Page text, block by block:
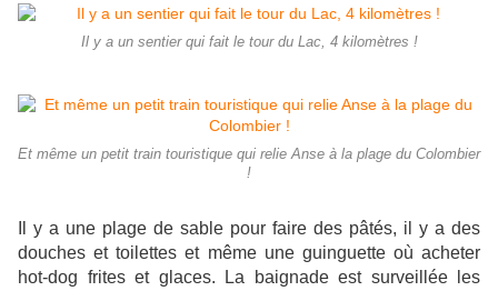
Il y a un sentier qui fait le tour du Lac, 4 kilomètres !
Et même un petit train touristique qui relie Anse à la plage du Colombier
!
Il y a une plage de sable pour faire des pâtés, il y a des
douches et toilettes et même une guinguette où acheter
hot-dog frites et glaces. La baignade est surveillée les